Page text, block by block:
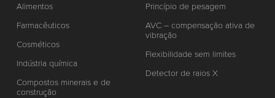
Alimentos
Farmacêuticos
Cosméticos
Indústria química
Compostos minerais e de
construção
Princípio de pesagem
AVC – compensação ativa de
vibração
Flexibilidade sem limites
Detector de raios X